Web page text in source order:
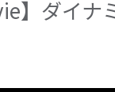
】ダイナ